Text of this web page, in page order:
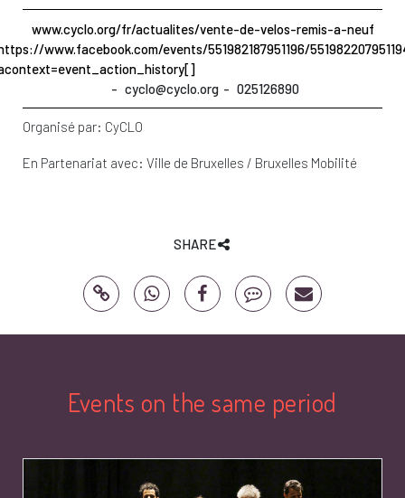
www.cyclo.org/fr/actualites/vente-de-velos-remis-a-neuf
www.facebook.com/events/551982187951196/
cyclo@cyclo.org
025126890
Organisé par: CyCLO
En Partenariat avec: Ville de Bruxelles / Bruxelles Mobilité
SHARE
Events on the same period